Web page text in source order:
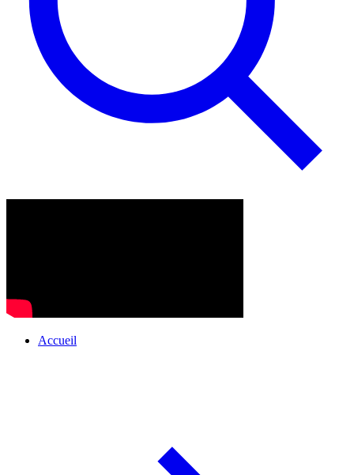
Accueil